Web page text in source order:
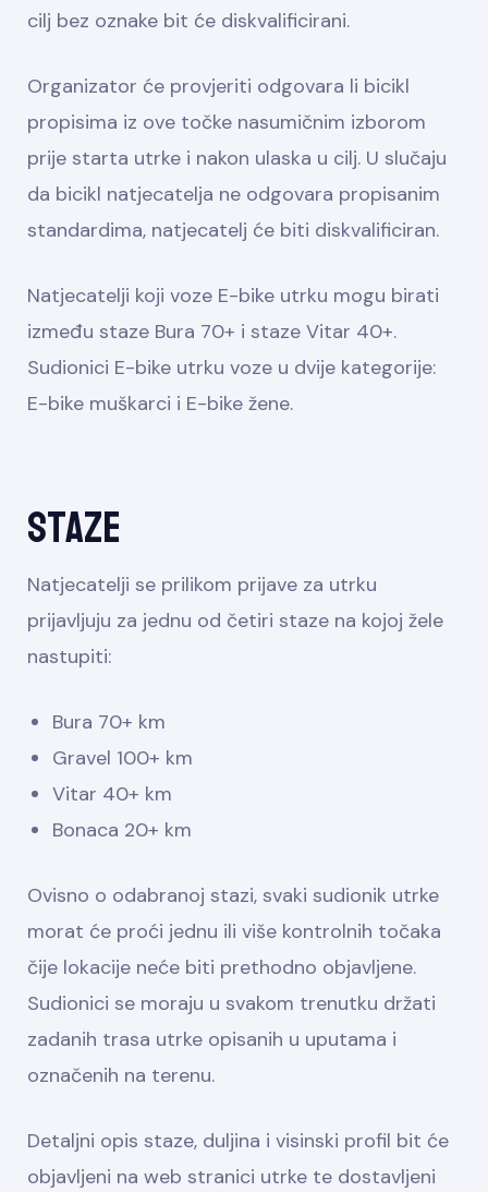
cilj bez oznake bit će diskvalificirani.
Organizator će provjeriti odgovara li bicikl
propisima iz ove točke nasumičnim izborom
prije starta utrke i nakon ulaska u cilj. U slučaju
da bicikl natjecatelja ne odgovara propisanim
standardima, natjecatelj će biti diskvalificiran.
Natjecatelji koji voze E-bike utrku mogu birati
između staze Bura 70+ i staze Vitar 40+.
Sudionici E-bike utrku voze u dvije kategorije:
E-bike muškarci i E-bike žene.
Staze
Natjecatelji se prilikom prijave za utrku
prijavljuju za jednu od četiri staze na kojoj žele
nastupiti:
Bura 70+ km
Gravel 100+ km
Vitar 40+ km
Bonaca 20+ km
Ovisno o odabranoj stazi, svaki sudionik utrke
morat će proći jednu ili više kontrolnih točaka
čije lokacije neće biti prethodno objavljene.
Sudionici se moraju u svakom trenutku držati
zadanih trasa utrke opisanih u uputama i
označenih na terenu.
Detaljni opis staze, duljina i visinski profil bit će
objavljeni na web stranici utrke te dostavljeni